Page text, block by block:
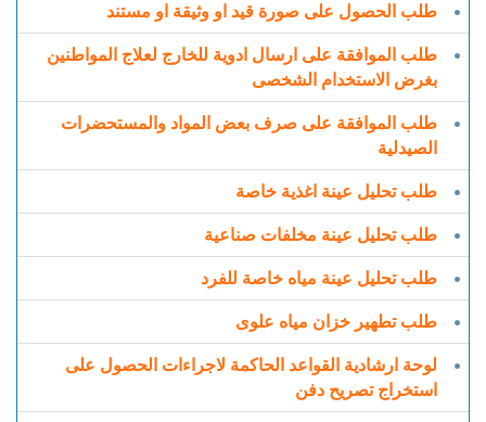
طلب الحصول على صورة قيد او وثيقة او مستند
طلب الموافقة على ارسال ادوية للخارج لعلاج المواطنين
بغرض الاستخدام الشخصى
طلب الموافقة على صرف بعض المواد والمستحضرات
الصيدلية
طلب تحليل عينة اغذية خاصة
طلب تحليل عينة مخلفات صناعية
طلب تحليل عينة مياه خاصة للفرد
طلب تطهير خزان مياه علوى
لوحة ارشادية القواعد الحاكمة لاجراءات الحصول على
استخراج تصريح دفن